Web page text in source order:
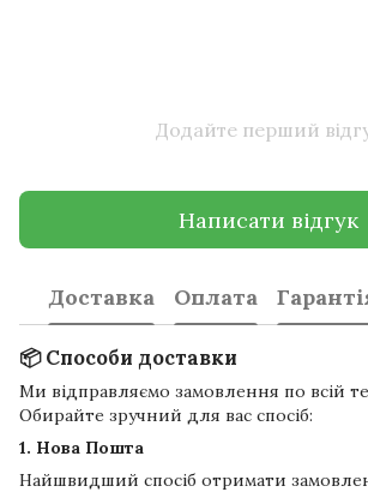
Додайте перший
Написати відгук
Доставка Оплата
📦 Способи доставки
Ми відправляємо замовлення по всій
Обирайте зручний для вас спосіб:
1. Нова Пошта
Найшвидший спосіб отримати